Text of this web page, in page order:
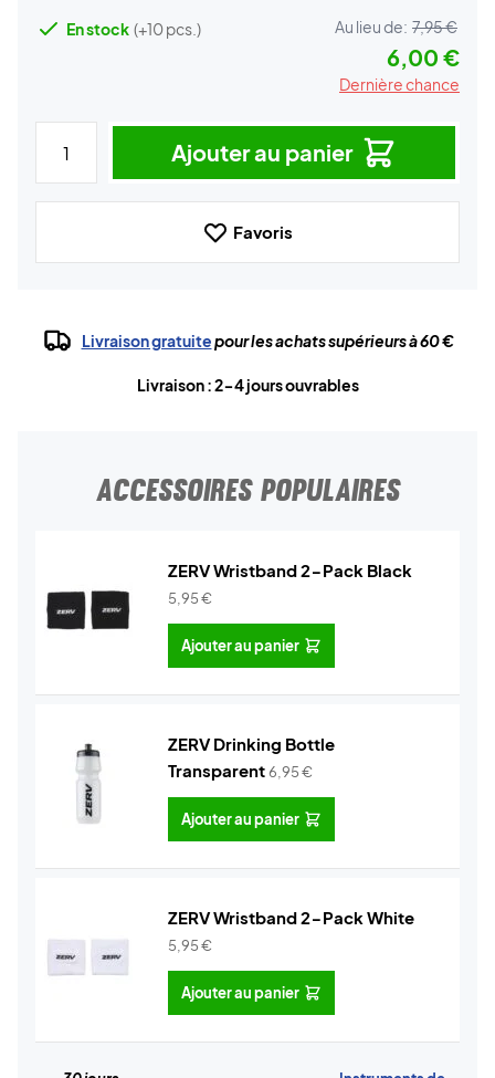
En stock (+10 pcs.) Au lieu de: 7,95 €
6,00 €
Dernière chance
Ajouter au panier
Favoris
Livraison gratuitepour les achats supérieurs à 60 €
Livraison : 2-4 jours ouvrables
ACCESSOIRES POPULAIRES
ZERV Wristband 2-Pack Black
5,95€
Ajouter au panier
ZERV Drinking Bottle
Transparent6,95€
Ajouter au panier
ZERV Wristband 2-Pack White
5,95€
Ajouter au panier